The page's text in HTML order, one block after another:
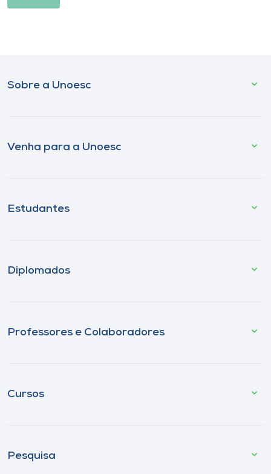
Sobre a Unoesc
Venha para a Unoesc
Estudantes
Diplomados
Professores e Colaboradores
Cursos
Pesquisa